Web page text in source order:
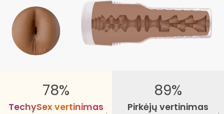
78%
TechySex vertinimas
89%
Pirkėjų vertinimas